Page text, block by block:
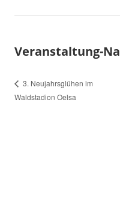
Veranstaltung-
3. Neujahrsglühen im
Waldstadion Oelsa